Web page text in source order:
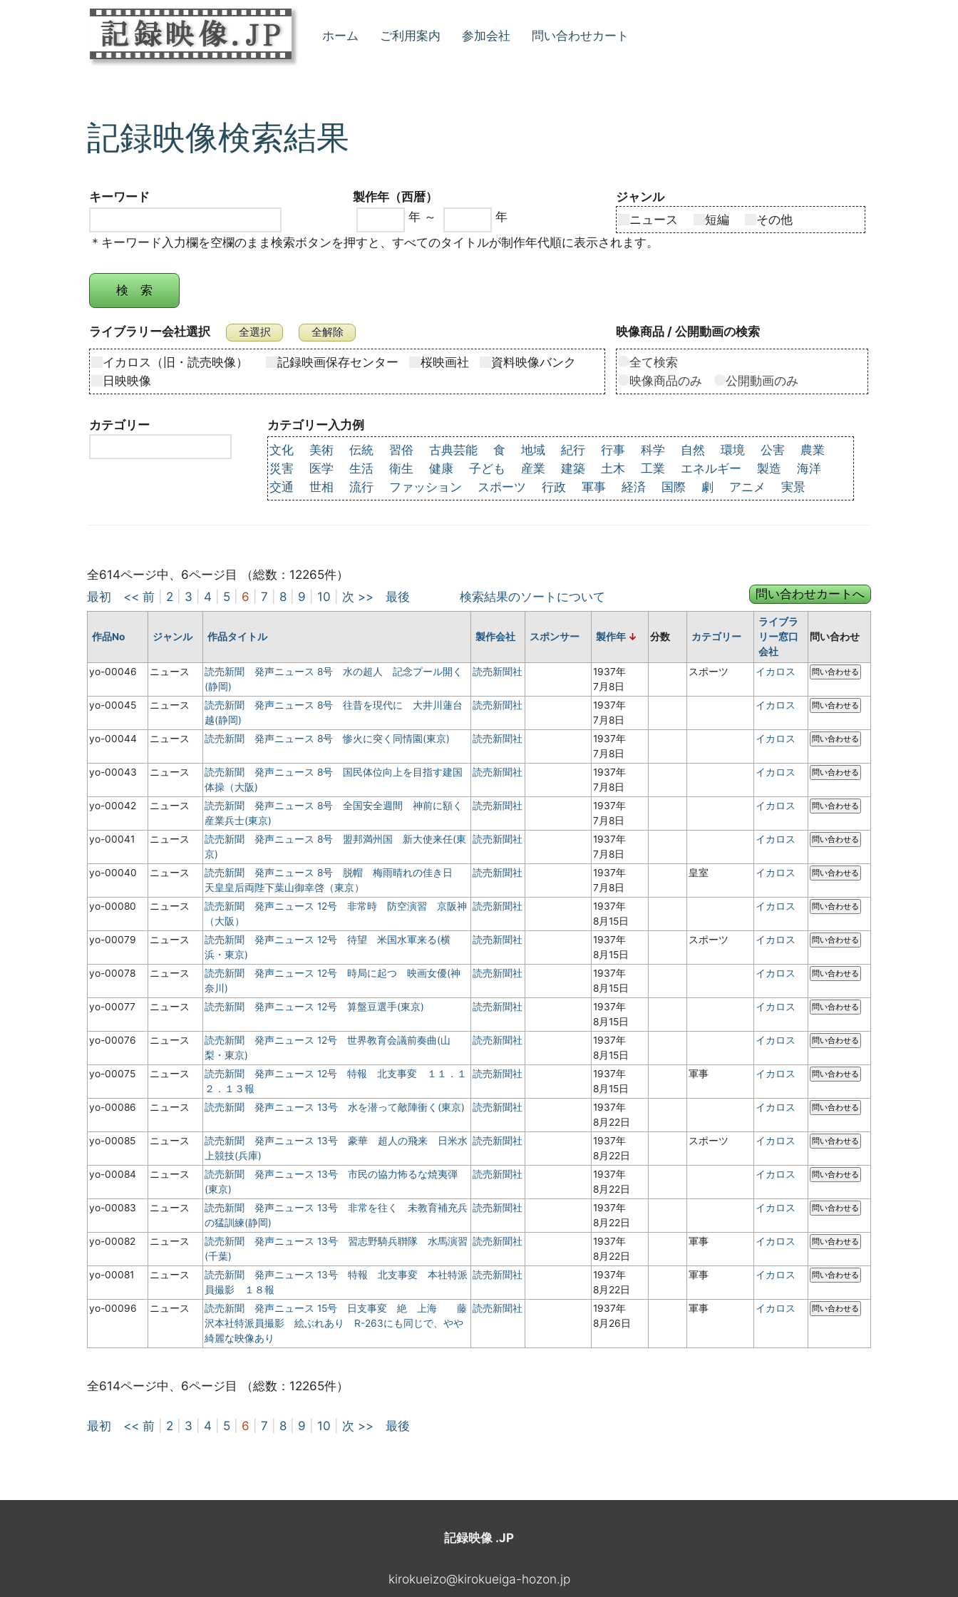
ホーム ご利用案内 参加会社 問い合わせカート
記録映像検索結果
キーワード
製作年（西暦）
年 ～
年
ジャンル
ニュース
短編
その他
＊キーワード入力欄を空欄のまま検索ボタンを押すと、すべてのタイトルが制作年代順に表示されます。
ライブラリー会社選択
イカロス（旧・読売映像） 記録映画保存センター 桜映画社
資料映像バンク
日映映像
映像商品 / 公開動画の検索
全て検索
映像商品のみ
公開動画のみ
カテゴリー
カテゴリー入力例
文化
美術 伝統 習俗 古典芸能 食 地域 紀行 行事 科学 自然 環境 公害
農業
災害
医学 生活 衛生 健康 子ども 産業 建築 土木 工業 エネルギー 製造
海洋
交通
世相 流行 ファッション スポーツ 行政 軍事 経済 国際 劇 アニメ 実景
全614ページ中、6ページ目 （総数：12265件）
最初
<< 前 2 3 4 5 6 7 8 9 10 次 >> 最後 検索結果のソートについて
作品No ジャンル 作品タイトル 製作会社 スポンサー 製作年 分数 カテゴリー
ライブラ
リー窓口
会社
問い合わせ
yo-00046 ニュース
読売新聞 発声ニュース 8号 水の超人 記念プール開く
(静岡)
読売新聞社
1937年
7月8日
スポーツ イカロス 問い合わせる
yo-00045 ニュース
読売新聞 発声ニュース 8号 往昔を現代に 大井川蓮台
越(静岡)
読売新聞社
1937年
7月8日
イカロス 問い合わせる
yo-00044 ニュース 読売新聞 発声ニュース 8号 惨火に突く同情園(東京) 読売新聞社
1937年
7月8日
イカロス 問い合わせる
yo-00043 ニュース
読売新聞 発声ニュース 8号 国民体位向上を目指す建国
体操（大阪)
読売新聞社
1937年
7月8日
イカロス 問い合わせる
yo-00042 ニュース
読売新聞 発声ニュース 8号 全国安全週間 神前に額く
産業兵士(東京)
読売新聞社
1937年
7月8日
イカロス 問い合わせる
yo-00041 ニュース
読売新聞 発声ニュース 8号 盟邦満州国 新大使来任(東
京)
読売新聞社
1937年
7月8日
イカロス 問い合わせる
yo-00040 ニュース
読売新聞 発声ニュース 8号 脱帽 梅雨晴れの佳き日
天皇皇后両陛下葉山御幸啓（東京）
読売新聞社
1937年
7月8日
皇室 イカロス 問い合わせる
yo-00080 ニュース
読売新聞 発声ニュース 12号 非常時 防空演習 京阪神
（大阪）
読売新聞社
1937年
8月15日
イカロス 問い合わせる
yo-00079 ニュース
読売新聞 発声ニュース 12号 待望 米国水軍来る(横
浜・東京)
読売新聞社
1937年
8月15日
スポーツ イカロス 問い合わせる
yo-00078 ニュース
読売新聞 発声ニュース 12号 時局に起つ 映画女優(神
奈川)
読売新聞社
1937年
8月15日
イカロス 問い合わせる
yo-00077 ニュース 読売新聞 発声ニュース 12号 算盤豆選手(東京) 読売新聞社
1937年
8月15日
イカロス 問い合わせる
yo-00076 ニュース
読売新聞 発声ニュース 12号 世界教育会議前奏曲(山
梨・東京)
読売新聞社
1937年
8月15日
イカロス 問い合わせる
yo-00075 ニュース
読売新聞 発声ニュース 12号 特報 北支事変 １１．１
２．１３報
読売新聞社
1937年
8月15日
軍事 イカロス 問い合わせる
yo-00086 ニュース 読売新聞 発声ニュース 13号 水を潜って敵陣衝く(東京) 読売新聞社
1937年
8月22日
イカロス 問い合わせる
yo-00085 ニュース
読売新聞 発声ニュース 13号 豪華 超人の飛来 日米水
上競技(兵庫)
読売新聞社
1937年
8月22日
スポーツ イカロス 問い合わせる
yo-00084 ニュース
読売新聞 発声ニュース 13号 市民の協力怖るな焼夷弾
(東京)
読売新聞社
1937年
8月22日
イカロス 問い合わせる
yo-00083 ニュース
読売新聞 発声ニュース 13号 非常を往く 未教育補充兵
の猛訓練(静岡)
読売新聞社
1937年
8月22日
イカロス 問い合わせる
yo-00082 ニュース
読売新聞 発声ニュース 13号 習志野騎兵聨隊 水馬演習
(千葉)
読売新聞社
1937年
8月22日
軍事 イカロス 問い合わせる
yo-00081 ニュース
読売新聞 発声ニュース 13号 特報 北支事変 本社特派
員撮影 １８報
読売新聞社
1937年
8月22日
軍事 イカロス 問い合わせる
yo-00096 ニュース
読売新聞 発声ニュース 15号 日支事変 絶 上海 藤
沢本社特派員撮影 絵ぶれあり R-263にも同じで、やや
綺麗な映像あり
読売新聞社
1937年
8月26日
軍事 イカロス 問い合わせる
全614ページ中、6ページ目 （総数：12265件）
最初 << 前 2 3 4 5 6 7 8 9 10 次 >> 最後
記録映像 .JP
kirokueizo@kirokueiga-hozon.jp